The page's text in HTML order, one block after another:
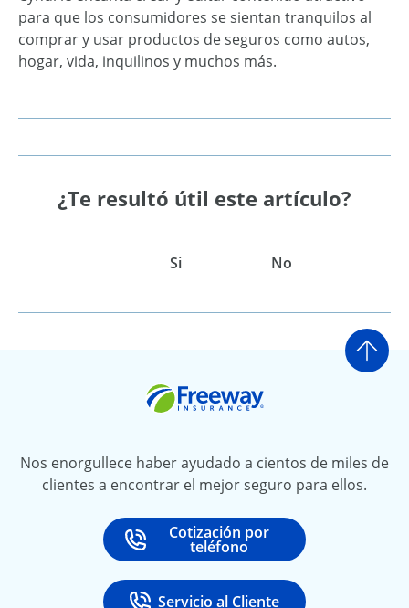
para que los consumidores se sientan tranquilos al
comprar y usar productos de seguros como autos,
hogar, vida, inquilinos y muchos más.
¿Te resultó útil este artículo?
Si No
Ir
Nos enorgullece haber ayudado a cientos de miles de
clientes a encontrar el mejor seguro para ellos.
Call
Cotización por
teléfono
at
Servicio al Cliente